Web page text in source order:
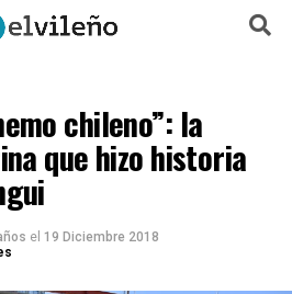
chileno”: la
que hizo historia
el 19 Diciembre 2018